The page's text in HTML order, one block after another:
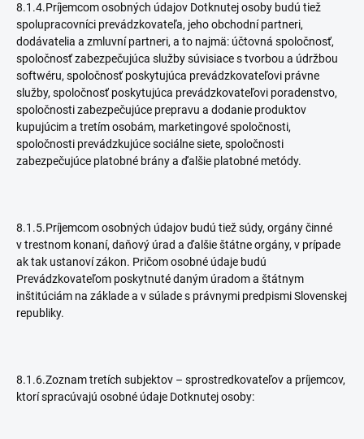
8.1.4.Príjemcom osobných údajov Dotknutej osoby budú tiež
spolupracovníci prevádzkovateľa, jeho obchodní partneri,
dodávatelia a zmluvní partneri, a to najmä: účtovná spoločnosť,
spoločnosť zabezpečujúca služby súvisiace s tvorbou a údržbou
softwéru, spoločnosť poskytujúca prevádzkovateľovi právne
služby, spoločnosť poskytujúca prevádzkovateľovi poradenstvo,
spoločnosti zabezpečujúce prepravu a dodanie produktov
kupujúcim a tretím osobám, marketingové spoločnosti,
spoločnosti prevádzkujúce sociálne siete, spoločnosti
zabezpečujúce platobné brány a ďalšie platobné metódy.
8.1.5.Príjemcom osobných údajov budú tiež súdy, orgány činné
v trestnom konaní, daňový úrad a ďalšie štátne orgány, v prípade
ak tak ustanoví zákon. Pričom osobné údaje budú
Prevádzkovateľom poskytnuté daným úradom a štátnym
inštitúciám na základe a v súlade s právnymi predpismi Slovenskej
republiky.
8.1.6.Zoznam tretích subjektov – sprostredkovateľov a príjemcov,
ktorí spracúvajú osobné údaje Dotknutej osoby: